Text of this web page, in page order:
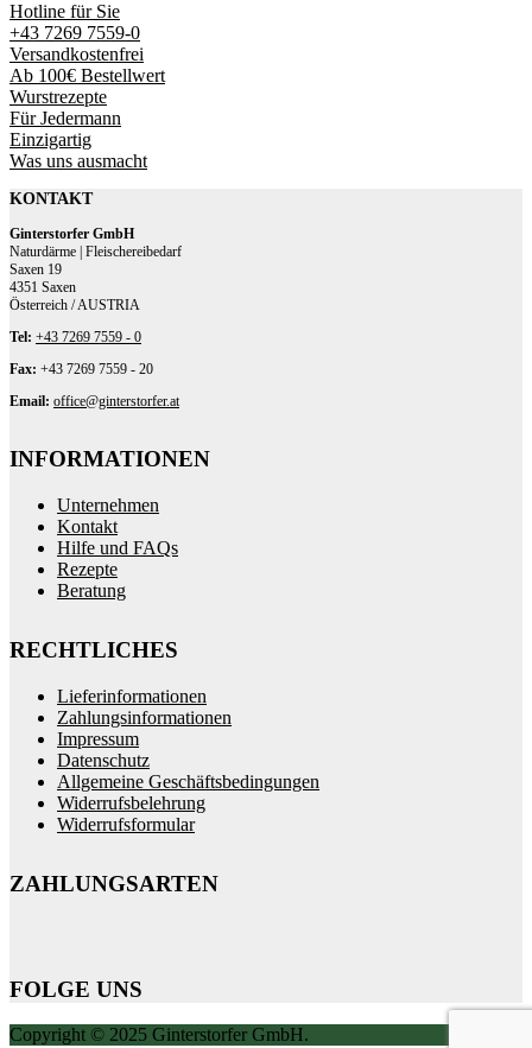
Hotline für Sie
+43 7269 7559-0
Versandkostenfrei
Ab 100€ Bestellwert
Wurstrezepte
Für Jedermann
Einzigartig
Was uns ausmacht
KONTAKT
Ginterstorfer GmbH
Naturdärme | Fleischereibedarf
Saxen 19
4351 Saxen
Österreich / AUSTRIA
Tel: +43 7269 7559 - 0
Fax: +43 7269 7559 - 20
Email: office@ginterstorfer.at
INFORMATIONEN
Unternehmen
Kontakt
Hilfe und FAQs
Rezepte
Beratung
RECHTLICHES
Lieferinformationen
Zahlungsinformationen
Impressum
Datenschutz
Allgemeine Geschäftsbedingungen
Widerrufsbelehrung
Widerrufsformular
ZAHLUNGSARTEN
FOLGE UNS
Copyright © 2025 Ginterstorfer GmbH.